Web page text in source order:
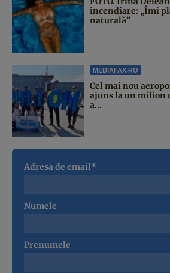
incendiare: „Îmi
naturală”
MEDIAFAX.RO
Cel mai nou
ajuns la un milion
a...
Adresa de email*
Numele
Prenumele